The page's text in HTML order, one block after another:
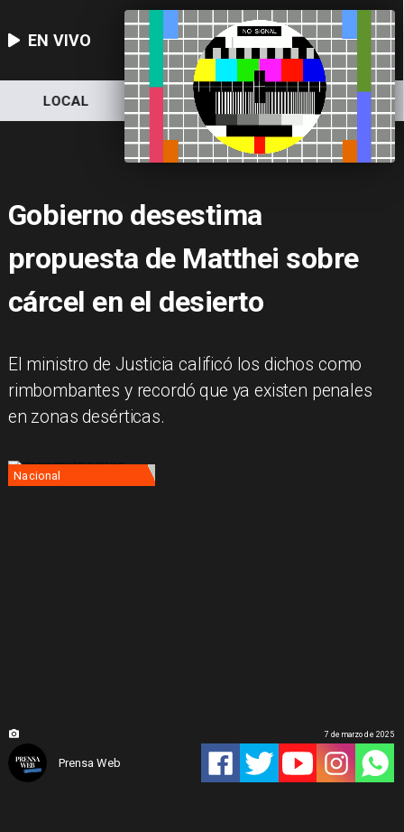
EN VIVO
LOCAL NACIONAL DEPORTES
Gobierno desestima
propuesta de Matthei sobre
cárcel en el desierto
El ministro de Justicia calificó los dichos como
rimbombantes y recordó que ya existen penales
en zonas desérticas.
Nacional
Prensa Web
7 de marzo de 2025